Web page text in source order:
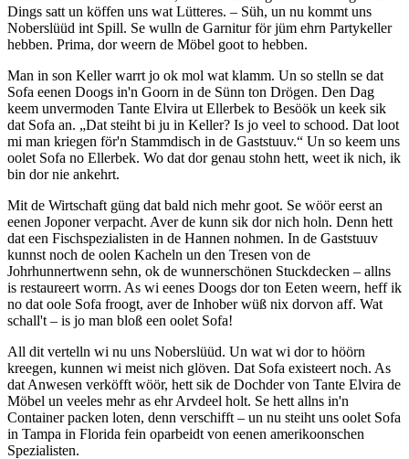
Dings satt un köffen uns wat Lütteres. ‒ Süh, un nu kommt uns
Noberslüüd int Spill. Se wulln de Garnitur för jüm ehrn Partykeller
hebben. Prima, dor weern de Möbel goot to hebben.
Man in son Keller warrt jo ok mol wat klamm. Un so stelln se dat
Sofa eenen Doogs in'n Goorn in de Sünn ton Drögen. Den Dag
keem unvermoden Tante Elvira ut Ellerbek to Besöök un keek sik
dat Sofa an.
Dat steiht bi ju in Keller? Is jo veel to schood. Dat loot
mi man kriegen för'n Stammdisch in de Gaststuuv.
Un so keem uns
oolet Sofa no Ellerbek. Wo dat dor genau stohn hett, weet ik nich, ik
bin dor nie ankehrt.
Mit de Wirtschaft güng dat bald nich mehr goot. Se wöör eerst an
eenen Joponer verpacht. Aver de kunn sik dor nich holn. Denn hett
dat een Fischspezialisten in de Hannen nohmen. In de Gaststuuv
kunnst noch de oolen Kacheln un den Tresen von de
Johrhunnertwenn sehn, ok de wunnerschönen Stuckdecken – allns
is restaureert worrn. As wi eenes Doogs dor ton Eeten weern, heff ik
no dat oole Sofa froogt, aver de Inhober wüß nix dorvon aff. Wat
schall't ‒ is jo man bloß een oolet Sofa!
All dit vertelln wi nu uns Noberslüüd. Un wat wi dor to höörn
kreegen, kunnen wi meist nich glöven. Dat Sofa existeert noch. As
dat Anwesen verköfft wöör, hett sik de Dochder von Tante Elvira de
Möbel un veeles mehr as ehr Arvdeel holt. Se hett allns in'n
Container packen loten, denn verschifft ‒ un nu steiht uns oolet Sofa
in Tampa in Florida fein oparbeidt von eenen amerikoonschen
Spezialisten.